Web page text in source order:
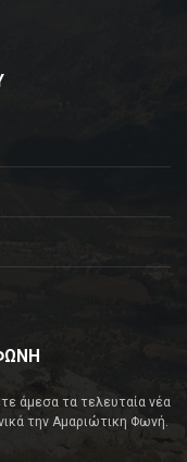
άμεσα τα τελευταία νέα
την Αμαριώτικη Φωνή.